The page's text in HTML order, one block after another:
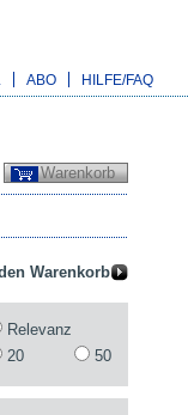
ABO HILFE/FAQ
Warenkorb
Relevanz
20 50